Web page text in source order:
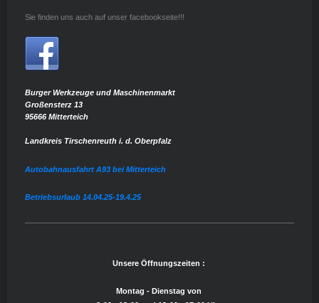
Sie finden uns auch auf unser facebookseite!!!
Burger Werkzeuge und Maschinenmarkt
Großensterz 13
95666 Mitterteich
Landkreis Tirschenreuth i. d. Oberpfalz
Autobahnausfahrt A93 bei Mitterteich
Betriebsurlaub 14.04.25-19.4.25
Unsere Öffnungszeiten :
Montag - Dienstag von